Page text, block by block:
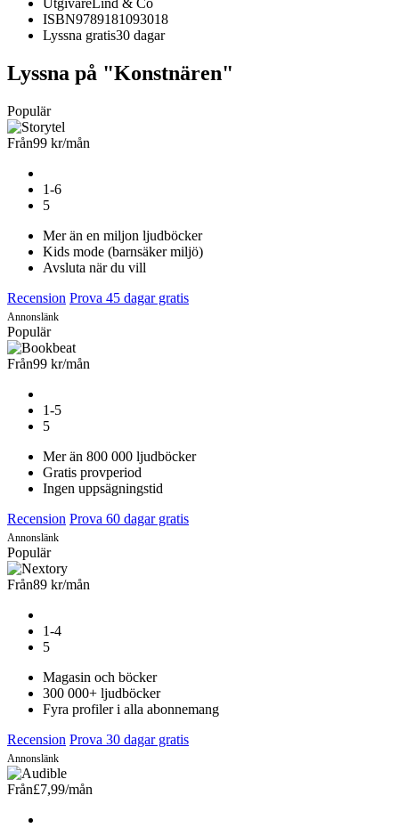
ISBN9789181093018
Lyssna gratis30 dagar
Lyssna på "Konstnären"
Populär
Från99 kr/mån
1-6
5
Mer än en miljon ljudböcker
Kids mode (barnsäker miljö)
Avsluta när du vill
Recension Prova 45 dagar gratis
Annonslänk
Populär
Från99 kr/mån
1-5
5
Mer än 800 000 ljudböcker
Gratis provperiod
Ingen uppsägningstid
Recension Prova 60 dagar gratis
Annonslänk
Populär
Från89 kr/mån
1-4
5
Magasin och böcker
300 000+ ljudböcker
Fyra profiler i alla abonnemang
Recension Prova 30 dagar gratis
Annonslänk
Från£7,99/mån